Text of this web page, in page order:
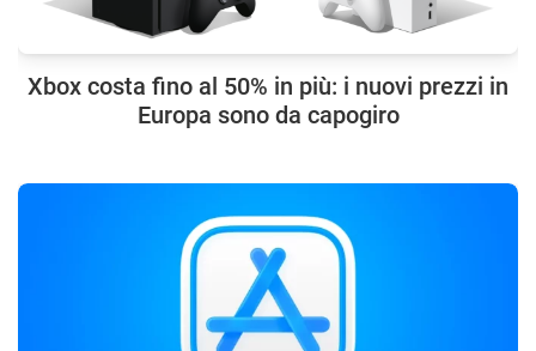
Xbox costa fino al 50% in più: i nuovi prezzi in
Europa sono da capogiro